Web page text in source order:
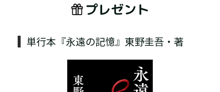
プレゼント
単行本『永遠の記憶』東野圭吾・著